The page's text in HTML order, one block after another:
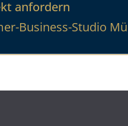
anfordern
Business-Studio